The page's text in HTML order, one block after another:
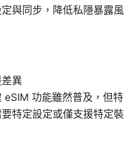
與同步，降低私隱暴露風
異
eSIM 功能雖然普及，但特
特定設定或僅支援特定裝